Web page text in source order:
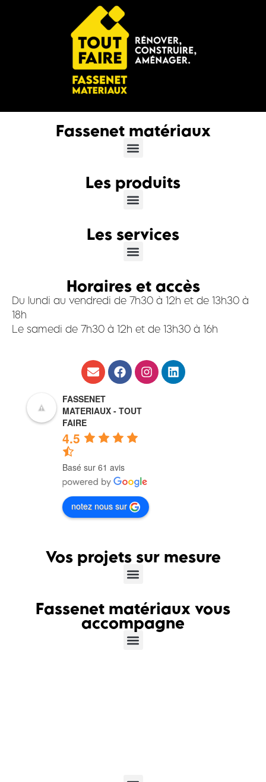
Fassenet matériaux
Les produits
Les services
Horaires et accès
Du lundi au vendredi de 7h30 à 12h et de 13h30 à
18h
Le samedi de 7h30 à 12h et de 13h30 à 16h
FASSENET
MATERIAUX - TOUT
FAIRE
4.5
Basé sur 61 avis
notez nous sur
Vos projets sur mesure
Fassenet matériaux vous
accompagne